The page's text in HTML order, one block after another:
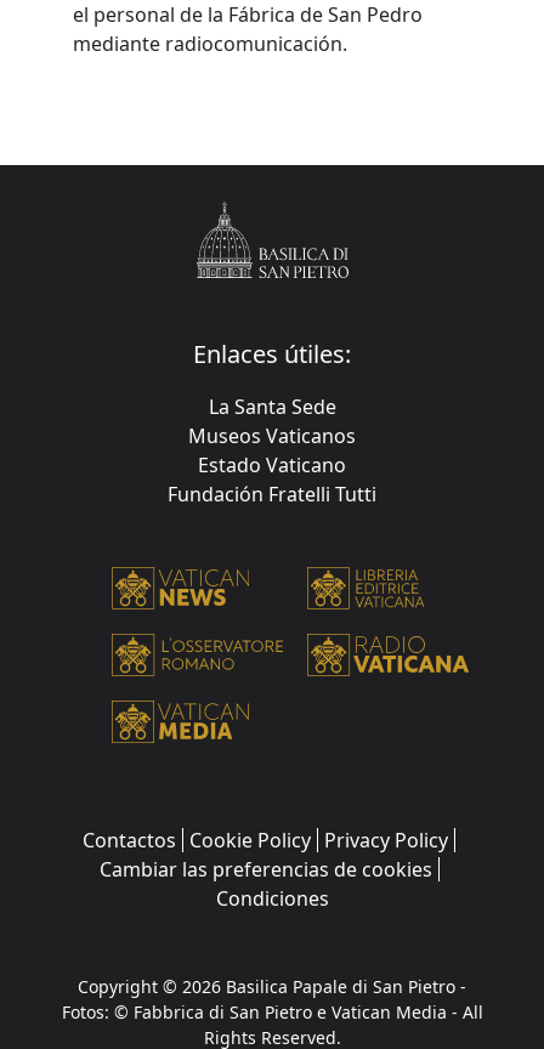
el personal de la Fábrica de San Pedro
mediante radiocomunicación.
Enlaces útiles:
La Santa Sede
Museos Vaticanos
Estado Vaticano
Fundación Fratelli Tutti
Contactos Cookie Policy Privacy Policy
Cambiar las preferencias de cookies
Condiciones
Copyright © 2026 Basilica Papale di San Pietro -
Fotos: © Fabbrica di San Pietro e Vatican Media - All
Rights Reserved.